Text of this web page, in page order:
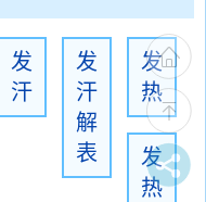
发
汗
发
汗
解
表
发
热
发
热